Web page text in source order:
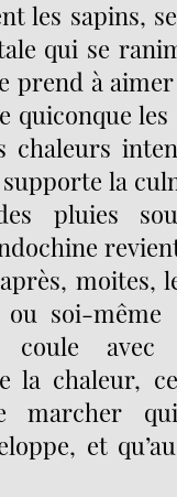
les sapins,
qui se
prend à
quiconque
chaleurs
la
pluies
moites,
soi-même
coule avec
la chaleur,
marcher
et